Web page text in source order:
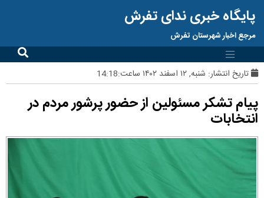
پایگاه خبری ندای تفرش
مرجع اخبار شهرستان تفرش
تاریخ انتشار: شنبه, ۱۲ اسفند ۱۴۰۲ ساعت:14:18
پیام تشکر مسئولین از حضور پرشور مردم در
انتخابات